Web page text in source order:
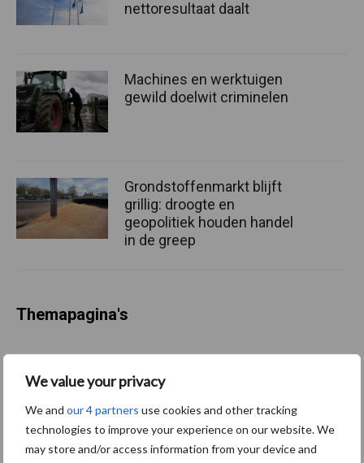
We value your privacy
We and our 4 partners use cookies and other tracking
technologies to improve your experience on our website. We
may store and/or access information from your device and
nettoresultaat daalt
Machines en werktuigen
gewild doelwit criminelen
Grondstoffenmarkt blijft
grillig: droogte en
geopolitiek houden handel
in de greep
Themapagina's
Diergezondheid Bemesting Fokkerij
Mastitis Hittestress